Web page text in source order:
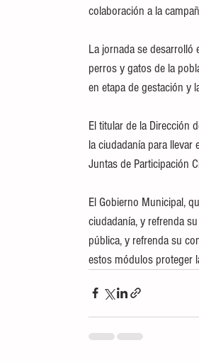
colaboración a la
La jornada se desarrolló
perros y gatos de la
en etapa de gestación y
El titular de la Dirección
la ciudadanía para
Juntas de Participación
El Gobierno Municipal,
ciudadanía, y refrenda
pública, y refrenda su
estos módulos proteger